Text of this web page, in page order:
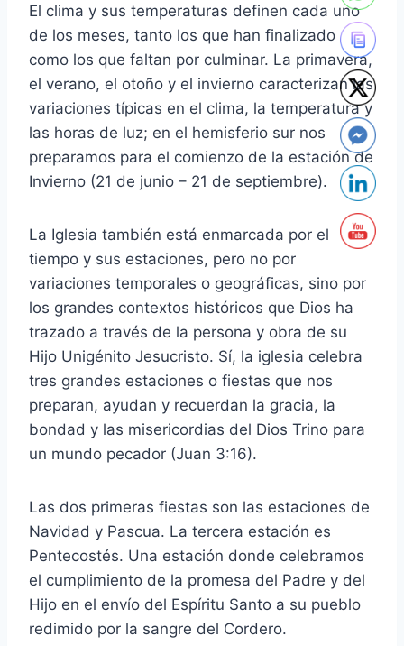
El clima y sus temperaturas definen cada uno
de los meses, tanto los que han finalizado
como los que faltan por culminar. La primavera,
el verano, el otoño y el invierno caracterizan las
variaciones típicas en el clima, la temperatura y
las horas de luz; en el hemisferio sur nos
preparamos para el comienzo de la estación de
Invierno (21 de junio – 21 de septiembre).
La Iglesia también está enmarcada por el
tiempo y sus estaciones, pero no por
variaciones temporales o geográficas, sino por
los grandes contextos históricos que Dios ha
trazado a través de la persona y obra de su
Hijo Unigénito Jesucristo. Sí, la iglesia celebra
tres grandes estaciones o fiestas que nos
preparan, ayudan y recuerdan la gracia, la
bondad y las misericordias del Dios Trino para
un mundo pecador (Juan 3:16).
Las dos primeras fiestas son las estaciones de
Navidad y Pascua. La tercera estación es
Pentecostés. Una estación donde celebramos
el cumplimiento de la promesa del Padre y del
Hijo en el envío del Espíritu Santo a su pueblo
redimido por la sangre del Cordero.